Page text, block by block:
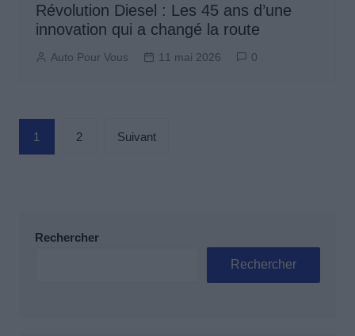
Révolution Diesel : Les 45 ans d’une
innovation qui a changé la route
Auto Pour Vous 11 mai 2026 0
Pagination
des
1 2 Suivant
Rechercher
Rechercher